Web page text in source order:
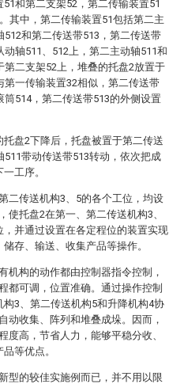
和第二支架52，第二传输装置51
其中，第二传输装置51包括第二主
512和第二传送带513，第二传送带
动轴511、512上，第二主动轴511和
第二支架52上，堆叠的托盘2放置于
第一传输装置32相似，第二传送带
筒514，第二传送带513的外侧设置
盘2下降后，托盘被置于第二传送
511带动传送带513转动，依次把成
工序。
二传送机构3、5的各个工位，均设
使托盘2在第一、第二传送机构3、
，并通过设置在各定程位的装置实现
存、输送、收集产品等操作。
机构的动作都由控制器指令控制，
都可调，位置准确。通过操作控制
3、第二传送机构5和升降机构4协
动收集、阵列和堆叠成垛。因而，
度高，节省人力，能够平稳分收、
等优点。
型的较佳实施例而已，并不用以限